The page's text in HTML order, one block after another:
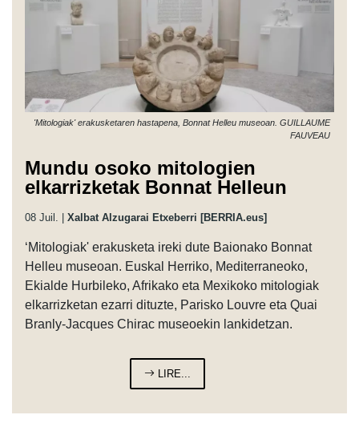
'Mitologiak' erakusketaren hastapena, Bonnat Helleu museoan. GUILLAUME
FAUVEAU
Mundu osoko mitologien
elkarrizketak Bonnat Helleun
08 Juil. | Xalbat Alzugarai Etxeberri [BERRIA.eus]
‘Mitologiak' erakusketa ireki dute Baionako Bonnat
Helleu museoan. Euskal Herriko, Mediterraneoko,
Ekialde Hurbileko, Afrikako eta Mexikoko mitologiak
elkarrizketan ezarri dituzte, Parisko Louvre eta Quai
Branly-Jacques Chirac museoekin lankidetzan.
LIRE...